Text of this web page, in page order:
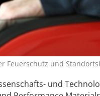
Feuerschutz und
und